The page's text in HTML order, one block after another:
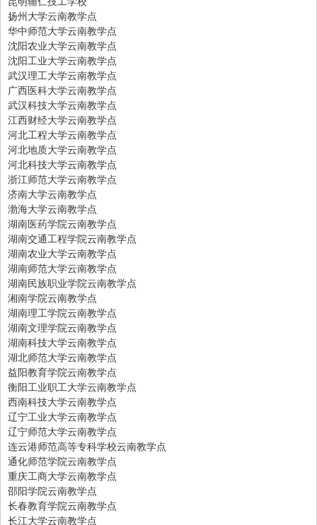
扬州大学云南教学点
华中师范大学云南教学点
沈阳农业大学云南教学点
沈阳工业大学云南教学点
武汉理工大学云南教学点
广西医科大学云南教学点
武汉科技大学云南教学点
江西财经大学云南教学点
河北工程大学云南教学点
河北地质大学云南教学点
河北科技大学云南教学点
浙江师范大学云南教学点
济南大学云南教学点
渤海大学云南教学点
湖南医药学院云南教学点
湖南交通工程学院云南教学点
湖南农业大学云南教学点
湖南师范大学云南教学点
湖南民族职业学院云南教学点
湘南学院云南教学点
湖南理工学院云南教学点
湖南文理学院云南教学点
湖南科技大学云南教学点
湖北师范大学云南教学点
益阳教育学院云南教学点
衡阳工业职工大学云南教学点
西南科技大学云南教学点
辽宁工业大学云南教学点
辽宁师范大学云南教学点
连云港师范高等专科学校云南教学点
通化师范学院云南教学点
重庆工商大学云南教学点
邵阳学院云南教学点
长春教育学院云南教学点
长江大学云南教学点